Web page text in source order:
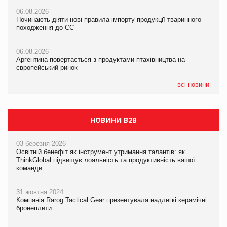
06.08.2026
Починають діяти нові правила імпорту продукції тваринного
походження до ЄС
06.08.2026
Аргентина повертається з продуктами птахівництва на
європейський ринок
всі новини
Російська атака 5 серпня стала одним із наймасштабніших
ударів по українському бізнесу за час повномасштабної війни
Смачне поповнення дитячого меню: у VARUS з’явилися
новинки від ТМ ТОКЕРИ
06.08.2026
Починають діяти нові правила імпорту продукції тваринного
походження до ЄС
06.08.2026
Аргентина повертається з продуктами птахівництва на
європейський ринок
НОВИНИ B2B
03 березня 2026
Освітній бенефіт як інструмент утримання талантів: як
ThinkGlobal підвищує лояльність та продуктивність вашої
команди
31 жовтня 2024
Компанія Rarog Tactical Gear презентувала надлегкі керамічні
бронеплити